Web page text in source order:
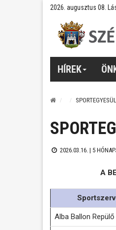
2026. augusztus 08.
HÍREK
2026.03.16. | 5
A
Alba Ballon Repülő